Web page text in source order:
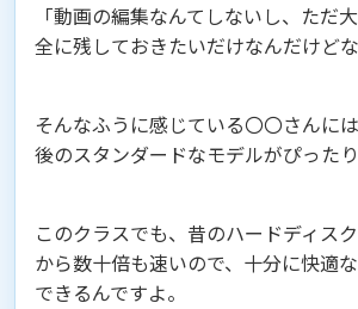
「動画の編集なんてしないし、ただ
全に残しておきたいだけなんだけどな
そんなふうに感じている〇〇さんに
後のスタンダードなモデルがぴったり
このクラスでも、昔のハードディス
から数十倍も速いので、十分に快適
できるんですよ。